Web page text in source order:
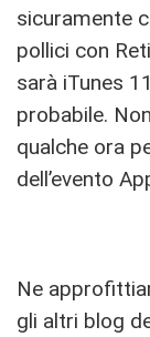
sicuramente
pollici con
sarà iTunes
probabile.
qualche ora
dell’evento
Ne
gli altri blog